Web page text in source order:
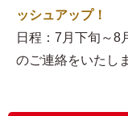
ッシュアップ！
日程：7月下旬～8
のご連絡をいたし